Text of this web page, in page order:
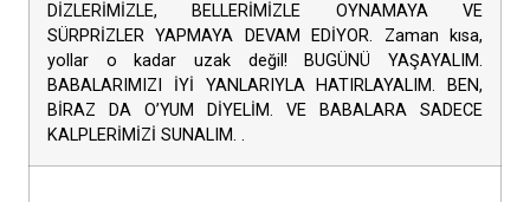
DİZLERİMİZLE, BELLERİMİZLE OYNAMAYA VE
SÜRPRİZLER YAPMAYA DEVAM EDİYOR. Zaman kısa,
yollar o kadar uzak değil! BUGÜNÜ YAŞAYALIM.
BABALARIMIZI İYİ YANLARIYLA HATIRLAYALIM. BEN,
BİRAZ DA O’YUM DİYELİM. VE BABALARA SADECE
KALPLERİMİZİ SUNALIM. .